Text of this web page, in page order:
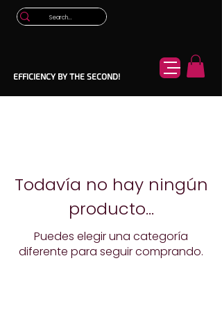
EFFICIENCY BY THE SECOND!
Todavía no hay ningún
producto...
Puedes elegir una categoría
diferente para seguir comprando.